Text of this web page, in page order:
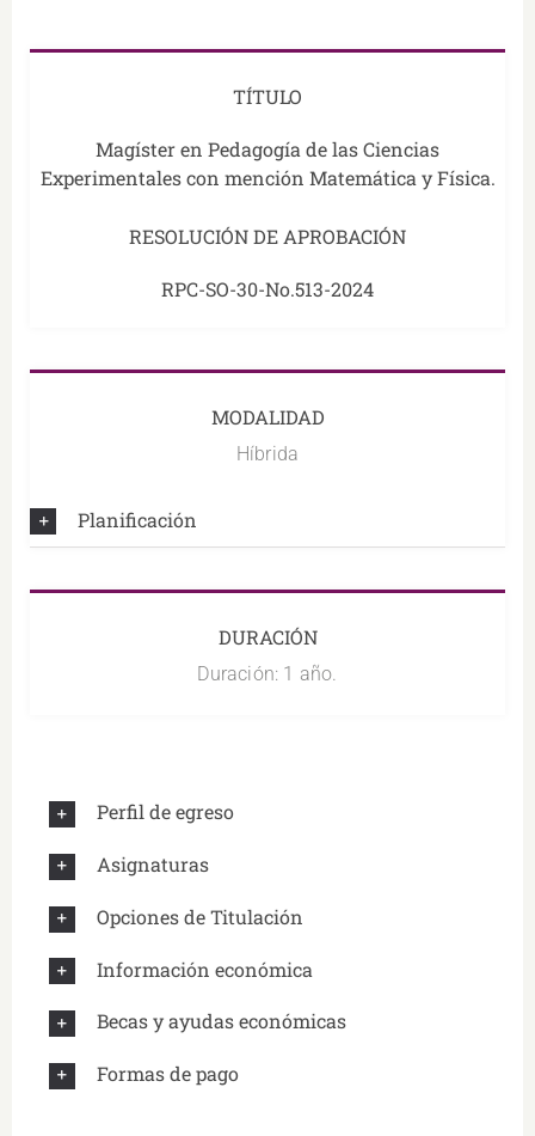
TÍTULO
Magíster en Pedagogía de las Ciencias
Experimentales con mención Matemática y Física.
RESOLUCIÓN DE APROBACIÓN
RPC-SO-30-No.513-2024
MODALIDAD
Híbrida
Planificación
DURACIÓN
Duración: 1 año.
Perfil de egreso
Asignaturas
Opciones de Titulación
Información económica
Becas y ayudas económicas
Formas de pago